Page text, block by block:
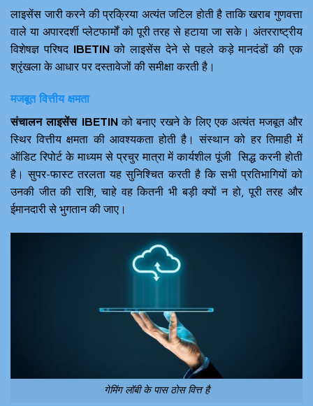
लाइसेंस जारी करने की प्रक्रिया अत्यंत जटिल होती है ताकि खराब गुणवत्ता
वाले या अपारदर्शी प्लेटफार्मों को पूरी तरह से हटाया जा सके। अंतरराष्ट्रीय
विशेषज्ञ परिषद IBETINको लाइसेंस देने से पहले कड़े मानदंडों की एक
श्रृंखला के आधार पर दस्तावेजों की समीक्षा करती है।
मजबूत वित्तीय क्षमता
संचालन लाइसेंस IBETINको बनाए रखने के लिए एक अत्यंत मजबूत और
स्थिर वित्तीय क्षमता की आवश्यकता होती है। संस्थान को हर तिमाही में
ऑडिट रिपोर्ट के माध्यम से प्रचुर मात्रा में कार्यशील पूंजी सिद्ध करनी होती
है। सुपर-फास्ट तरलता यह सुनिश्चित करती है कि सभी प्रतिभागियों को
उनकी जीत की राशि, चाहे वह कितनी भी बड़ी क्यों न हो, पूरी तरह और
ईमानदारी से भुगतान की जाए।
गेमिंग लॉबी के पास ठोस वित्त है